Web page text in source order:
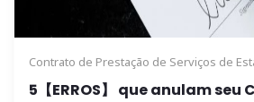
Contrato de Prestação de Serviços de
5【ERROS】 que anulam